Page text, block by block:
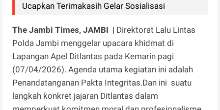
Ucapkan Terimakasih Gelar Sosialisasi
The Jambi Times, JAMBI | Direktorat Lalu Lintas
Polda Jambi menggelar upacara khidmat di
Lapangan Apel Ditlantas pada Kemarin pagi
(07/04/2026). Agenda utama kegiatan ini adalah
Penandatanganan Pakta Integritas.Dan ini suatu
langkah konkret jajaran Ditlantas dalam